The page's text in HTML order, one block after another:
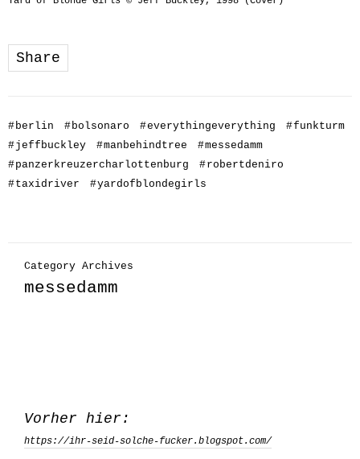
Share
#berlin #bolsonaro #everythingeverything #funkturm
#jeffbuckley #manbehindtree #messedamm
#panzerkreuzercharlottenburg #robertdeniro
#taxidriver #yardofblondegirls
Category Archives
messedamm
Vorher hier:
https://ihr-seid-solche-fucker.blogspot.com/